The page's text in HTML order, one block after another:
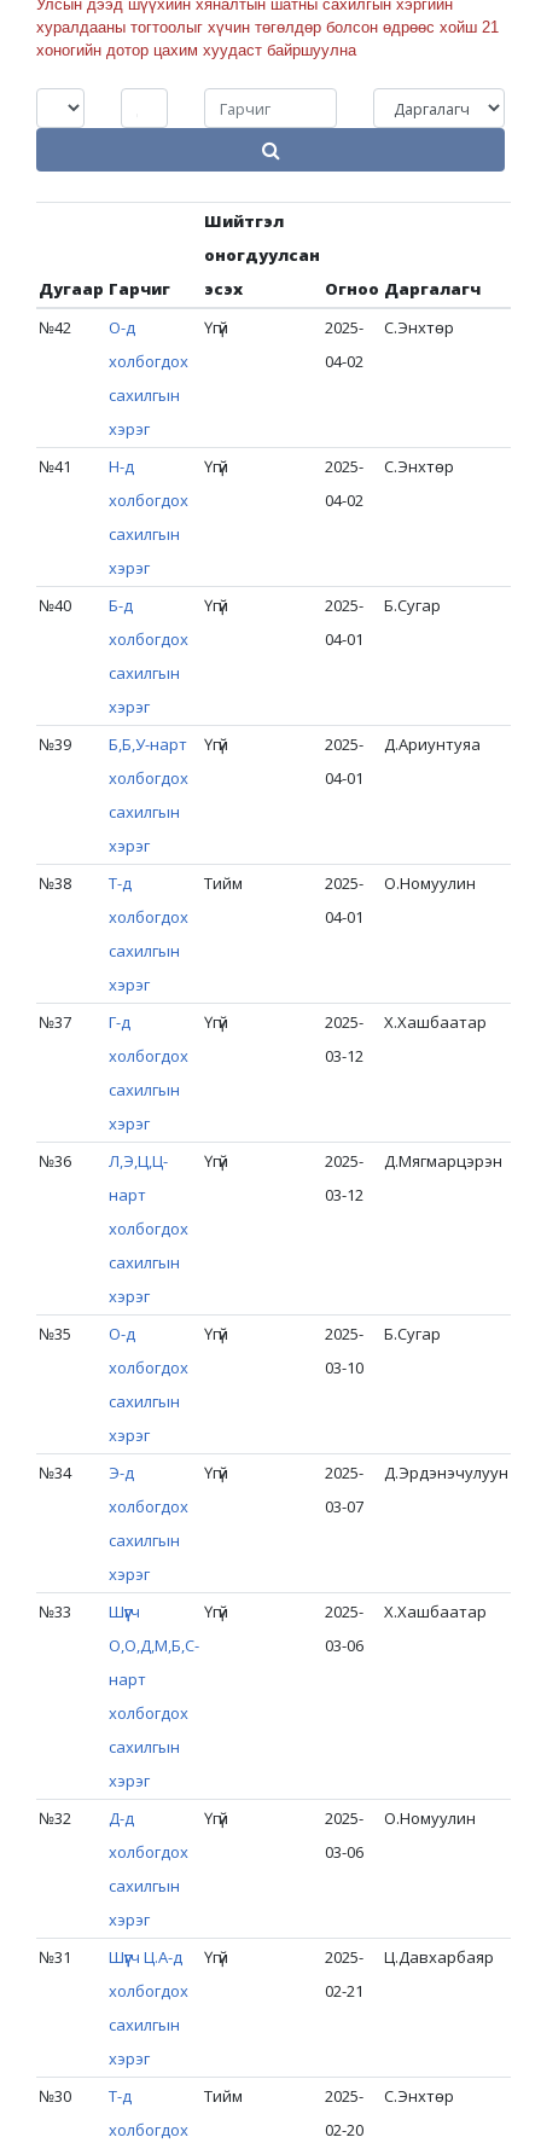
ХУРАЛДААНЫ МЭДЭЭЛЭЛ
ШИЙДВЭРИЙН ЭМХЭТГЭЛ
2021
2023
2025
ХУУЛЬ
УИХ-ЫН ТОГТООЛ
ЗАСГИЙН ГАЗРЫН ТОГТООЛ
САХИЛГЫН ХОРООНЫ ДҮРЭМ, ЖУРАМ
ИРГЭН ТАНД
ЗОРИЛГО, ЧИГ ҮҮРЭГ
ХУУЛЬ ЭРХ ЗҮЙН АКТ
НОМ, ГАРЫН АВЛАГА
ӨРГӨДӨЛ, МЭДЭЭЛЭЛ ХЭРХЭН ГАРГАХ ВЭ?
ШҮҮГЧИЙН САХИЛГА, ХАРИУЦЛАГА
2026
СУДАЛГАА, ШИНЖИЛГЭЭ
Улсын дээд шүүхийн хяналтын шатны сахилгын хэргийн
хуралдааны тогтоолыг хүчин төгөлдөр болсон өдрөөс хойш 21
хоногийн дотор цахим хуудаст байршуулна
Дугаар Гарчиг
Шийтгэл
оногдуулсан
эсэх
Огноо Даргалагч
№42
О-д
холбогдох
сахилгын
хэрэг
Үгүй
2025-
04-02
С.Энхтөр
№41
Н-д
холбогдох
сахилгын
хэрэг
Үгүй
2025-
04-02
С.Энхтөр
№40
Б-д
холбогдох
сахилгын
хэрэг
Үгүй
2025-
04-01
Б.Сугар
№39
Б,Б,У-нарт
холбогдох
сахилгын
хэрэг
Үгүй
2025-
04-01
Д.Ариунтуяа
№38
Т-д
холбогдох
сахилгын
хэрэг
Тийм
2025-
04-01
О.Номуулин
№37
Г-д
холбогдох
сахилгын
хэрэг
Үгүй
2025-
03-12
Х.Хашбаатар
№36
Л,Э,Ц,Ц-
нарт
холбогдох
сахилгын
хэрэг
Үгүй
2025-
03-12
Д.Мягмарцэрэн
№35
О-д
холбогдох
сахилгын
хэрэг
Үгүй
2025-
03-10
Б.Сугар
№34
Э-д
холбогдох
сахилгын
хэрэг
Үгүй
2025-
03-07
Д.Эрдэнэчулуун
№33
Шүүгч
О,О,Д,М,Б,С-
нарт
холбогдох
сахилгын
хэрэг
Үгүй
2025-
03-06
Х.Хашбаатар
№32
Д-д
холбогдох
сахилгын
хэрэг
Үгүй
2025-
03-06
О.Номуулин
№31
Шүүгч Ц.А-д
холбогдох
сахилгын
хэрэг
Үгүй
2025-
02-21
Ц.Давхарбаяр
№30
Т-д
холбогдох
Тийм
2025-
02-20
С.Энхтөр